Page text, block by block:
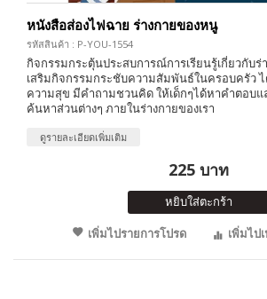
หนังสือส่องไฟฉาย ร่างกายของหนู
รหัสสินค้า : P-YOU-1554
กิจกรรมกระตุ้นประสบการณ์การเรียนรู้เกี่ยวกับร่
เสริมกิจกรรมกระชับความสัมพันธ์ในครอบครัว
ความสุข มีคำถามชวนคิด ให้เด็กๆได้หาคำตอบแ
ค้นหาส่วนต่างๆ ภายในร่างกายของเรา
ดูรายละเอียดเพิ่มเติม
225 บาท
หยิบใส่ตะกร้า
เพิ่มไปรายการโปรด
เพิ่มไป